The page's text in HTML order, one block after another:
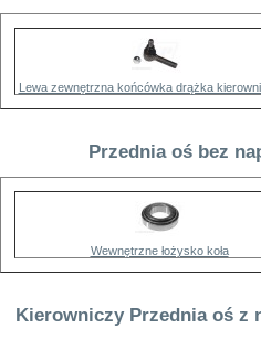
Lewa zewnętrzna końcówka drążka
Przednia oś bez
Wewnętrzne łożysko koła
Kierowniczy Przednia oś z